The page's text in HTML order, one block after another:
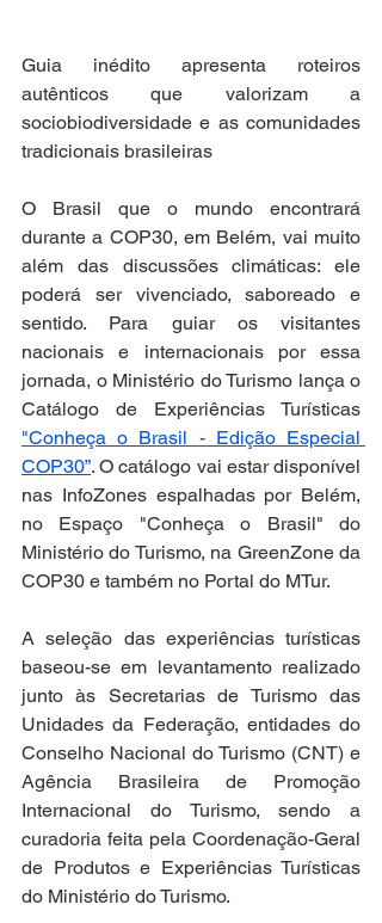
Guia inédito apresenta roteiros
autênticos que valorizam a
sociobiodiversidade e as comunidades
tradicionais brasileiras
O Brasil que o mundo encontrará
durante a COP30, em Belém, vai muito
além das discussões climáticas: ele
poderá ser vivenciado, saboreado e
sentido. Para guiar os visitantes
nacionais e internacionais por essa
jornada, o Ministério do Turismo lança o
"Conheça o Brasil - Edição Especial
COP30”. O catálogo vai estar disponível
nas InfoZones espalhadas por Belém,
no Espaço "Conheça o Brasil" do
Ministério do Turismo, na GreenZone da
COP30 e também no Portal do MTur.
A seleção das experiências turísticas
baseou-se em levantamento realizado
junto às Secretarias de Turismo das
Unidades da Federação, entidades do
Conselho Nacional do Turismo (CNT) e
Agência Brasileira de Promoção
Internacional do Turismo, sendo a
curadoria feita pela Coordenação-Geral
de Produtos e Experiências Turísticas
do Ministério do Turismo.